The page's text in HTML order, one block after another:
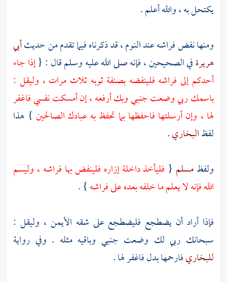
يكتحل به ، والله أعلم .
ومنها نفض فراشه عند النوم ، قد ذكرناه فيما تقدم من حديثأبي
هريرةفي الصحيحين ، فإنه صلى الله عليه وسلم قال : {إذا جاء
أحدكم إلى فراشه فلينفضه بصنفة ثوبه ثلاث مرات ، وليقل :
باسمك ربي وضعت جنبي وبك أرفعه ، إن أمسكت نفسي فاغفر
لها ، وإن أرسلتها فاحفظها بما تحفظ به عبادك الصالحين } هذا
لفظالبخاري.
ولفظمسلم { فليأخذ داخلة إزاره فلينفض بها فراشه ، وليسم
الله فإنه لا يعلم ما خلفه بعده على فراشه} .
فإذا أراد أن يضطجع فليضطجع على شقه الأيمن ، وليقل :
سبحانك ربي لك وضعت جنبي وباقيه مثله . وفي رواية
للبخاريفارحمها بدل فاغفر لها .